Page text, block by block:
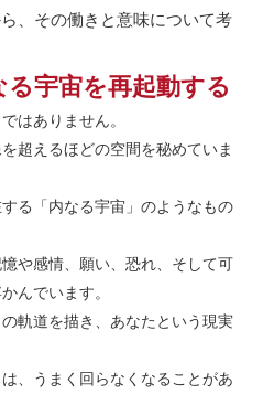
、その働きと意味について考
宇宙を再起動する
はありません。
超えるほどの空間を秘めていま
る「内なる宇宙」のようなもの
や感情、願い、恐れ、そして可
んでいます。
軌道を描き、あなたという現実
、うまく回らなくなることがあ